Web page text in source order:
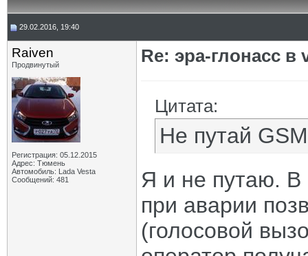
29.02.2016, 19:40
Raiven
Продвинутый
Регистрация: 05.12.2015
Адрес: Тюмень
Автомобиль: Lada Vesta
Сообщений: 481
Re: эра-глонасс в
Цитата:
Не путай
Я и не путаю. В
при аварии
(голосовой